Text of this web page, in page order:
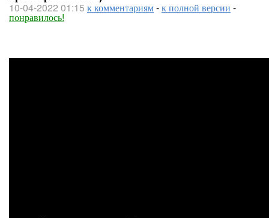
10-04-2022 01:15 к комментариям-к полной версии -
понравилось!